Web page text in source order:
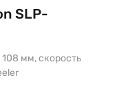
SLP-
мм, скорость